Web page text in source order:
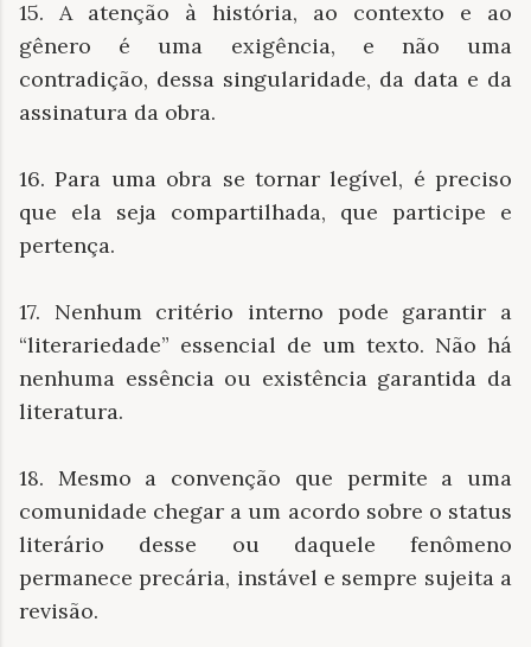
15. A atenção à história, ao contexto e ao
gênero é uma exigência, e não uma
contradição, dessa singularidade, da data e da
assinatura da obra.
16. Para uma obra se tornar legível, é preciso
que ela seja compartilhada, que participe e
pertença.
17. Nenhum critério interno pode garantir a
“literariedade” essencial de um texto. Não há
nenhuma essência ou existência garantida da
literatura.
18. Mesmo a convenção que permite a uma
comunidade chegar a um acordo sobre o status
literário desse ou daquele fenômeno
permanece precária, instável e sempre sujeita a
revisão.